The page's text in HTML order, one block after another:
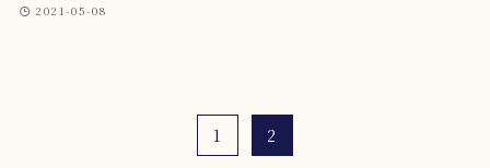
2021-05-08
1 2